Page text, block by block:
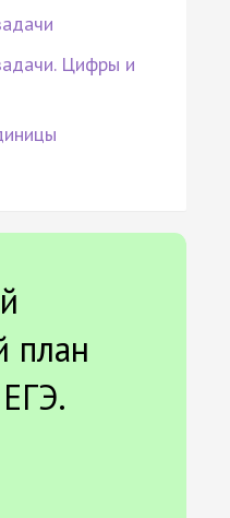
Цифры и
план